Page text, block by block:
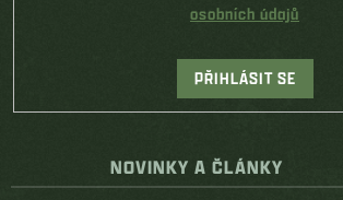
osobních údajů
PŘIHLÁSIT SE
NOVINKY A ČLÁNKY